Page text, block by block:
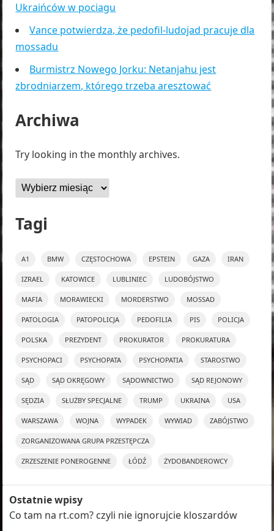
Ukraińców w pociagu
Vance potwierdza, że pedofil-ludojad pracuje dla
mossadu
Burmistrz Nowego Jorku: Netanjahu jest
zbrodniarzem, którego trzeba aresztować
Archiwa
Try looking in the monthly archives.
Archiwa
Tagi
A1 BMW CZĘSTOCHOWA EPSTEIN GAZA IRAN
IZRAEL KATOWICE LUBLINIEC LUDOBÓJSTWO
MAFIA MORAWIECKI MORDERSTWO MOSSAD
PATOLOGIA PATOPOLICJA PEDOFILIA PIS POLICJA
POLSKA PREZYDENT PROKURATOR PROKURATURA
PSYCHOPACI PSYCHOPATA PSYCHOPATIA STAROSTWO
SĄD SĄD OKRĘGOWY SĄDOWNICTWO SĄD REJONOWY
SĘDZIA SŁUŻBY SPECJALNE TRUMP UKRAINA USA
WARSZAWA WOJNA WYPADEK WYWIAD ZABÓJSTWO
ZORGANIZOWANA GRUPA PRZESTĘPCZA
ZRZESZENIE PONEROGENNE ŁÓDŹ ŻYDOBANDEROWCY
Ostatnie wpisy
Co tam na rt.com? czyli nie ignorujcie kloszardów